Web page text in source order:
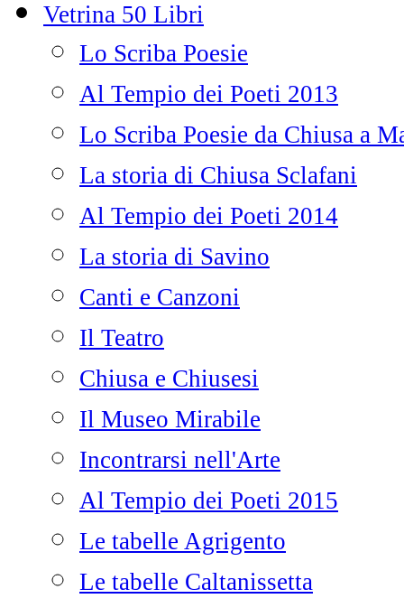
Vetrina 50 Libri
Lo Scriba Poesie
Al Tempio dei Poeti 2013
Lo Scriba Poesie da Chiusa a
La storia di Chiusa Sclafani
Al Tempio dei Poeti 2014
La storia di Savino
Canti e Canzoni
Il Teatro
Chiusa e Chiusesi
Il Museo Mirabile
Incontrarsi nell'Arte
Al Tempio dei Poeti 2015
Le tabelle Agrigento
Le tabelle Caltanissetta